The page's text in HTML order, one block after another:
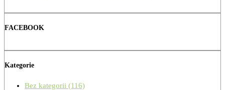
FACEBOOK
Kategorie
Bez kategorii (116)